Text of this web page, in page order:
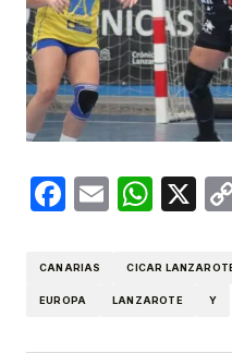
Facebook
Email X
CANARIAS CICAR
EUROPA LANZAROTE Y